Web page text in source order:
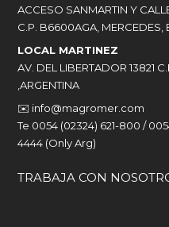
ACCESO SANMARTIN Y
C.P. B6600AGA, MERCEDES,
LOCAL MARTINEZ
AV. DEL LIBERTADOR 13821
,ARGENTINA
✉️ info@magromer.com
Te 0054 (02324) 621-800 /
4444 (Only Arg)
TRABAJA CON